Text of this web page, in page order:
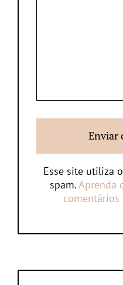
Esse site utiliza
spam.Aprenda
comentários